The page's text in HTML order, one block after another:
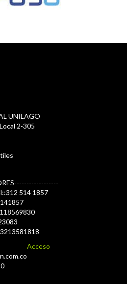
UNILAGO
2-305
514 1857
Acceso